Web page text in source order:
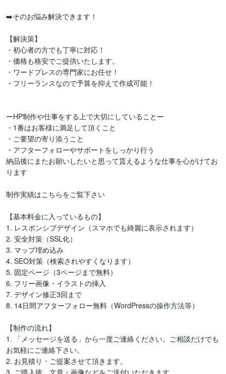
➡️そのお悩み解決できます！
【解決策】
・初心者の方でも丁寧に対応！
・価格も格安でご提供いたします。
・ワードプレスの専門家にお任せ！
・フリーランスなので予算を抑えて作成可能！
ーHP制作や仕事をする上で大切にしていることー
・1番はお客様に満足して頂くこと
・ご要望の寄り添うこと
・アフターフォローやサポートをしっかり行う
納品後にまたお願いしたいと思って貰えるような仕事を心がけてお
ります
制作実績はこちらをご覧下さい
【基本料金に入っているもの】
1. レスポンシブデザイン（スマホでも綺麗に表示されます）
2. 安全対策（SSL化）
3. マップ埋め込み
4. SEO対策（検索されやすくなります）
5. 固定ページ（3ページまで無料）
6. フリー画像・イラストの挿入
7. デザイン修正3回まで
8. 14日間アフターフォロー無料（WordPressの操作方法等）
【制作の流れ】
1. 「メッセージを送る」から一度ご連絡ください。ご相談だけでも
お気軽にご連絡下さい。
2. お見積り・ご提案させて頂きます。